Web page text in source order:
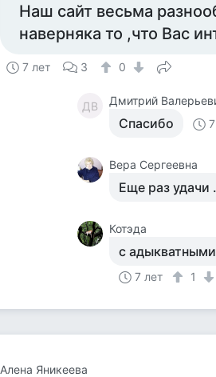
Наш сайт весьма
наверняка то ,что Вас
7 лет 3 0
ДВ Дмитрий
Спасибо
Вера Сергеевна
Еще раз удачи .
Котэда
с
7 лет 1
Алена Яникеева